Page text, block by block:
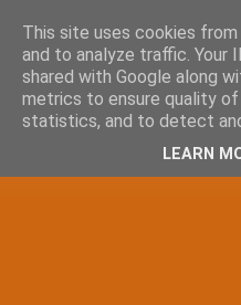
This site uses cookies
and to analyze traffic. Your
shared with Google along
metrics to ensure quality
statistics, and to detect
LEARN